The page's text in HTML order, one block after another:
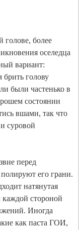
голове, более
оселедца
вариант:
голову
были частенько в
состоянии
вшами, так что
суровой
перед
полируют его грани.
натянутая
каждой стороной
Иногда
как паста ГОИ,